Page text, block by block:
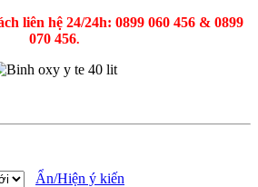
liên hệ 24/24h: 0899 060 456 & 0899
070 456.
Ẩn/Hiện ý kiến